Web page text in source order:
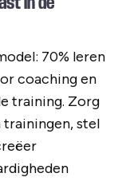
70% leren
coaching en
training. Zorg
stel